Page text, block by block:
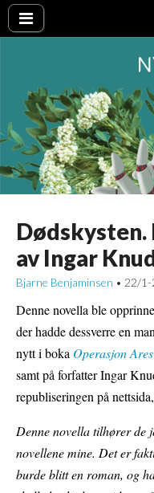
Nye
Dødskysten.
av Ingar
Bjarne Benjaminsen • 22/
Denne novella ble
der hadde dessverre en
nytt i boka Operasjon Ares
samt på forfatter Ingar
republiseringen på
Denne novella tilhører de
novellene mine. Det er
burde blitt en roman, og